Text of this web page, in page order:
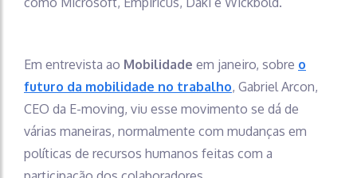
Em entrevista ao Mobilidade em janeiro, sobre o
futuro da mobilidade no trabalho, Gabriel Arcon,
CEO da E-moving, viu esse movimento se dá de
várias maneiras, normalmente com mudanças em
políticas de recursos humanos feitas com a